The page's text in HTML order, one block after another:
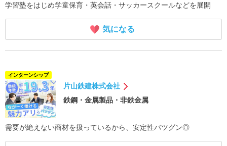
学習塾をはじめ学童保育・英会話・サッカースクールなどを展開
気になる
インターンシップ
片山鉄建株式会社
鉄鋼・金属製品・非鉄金属
需要が絶えない商材を扱っているから、安定性バツグン◎